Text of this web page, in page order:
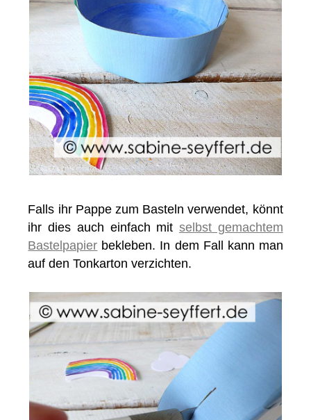
Falls ihr Pappe zum Basteln verwendet, könnt
ihr dies auch einfach mit selbst gemachtem
Bastelpapier bekleben. In dem Fall kann man
auf den Tonkarton verzichten.